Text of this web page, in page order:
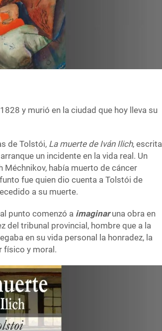
y murió en la ciudad que hoy lleva su
de Tolstói, La muerte de Iván Ilich, escrita
un incidente en la vida real. Un
Méchnikov, había muerto de cáncer
fue quien dio cuenta a Tolstói de
a su muerte.
punto comenzó a imaginaruna obra en
del tribunal provincial, hombre que a la
en su vida personal la honradez, la
físico y moral.